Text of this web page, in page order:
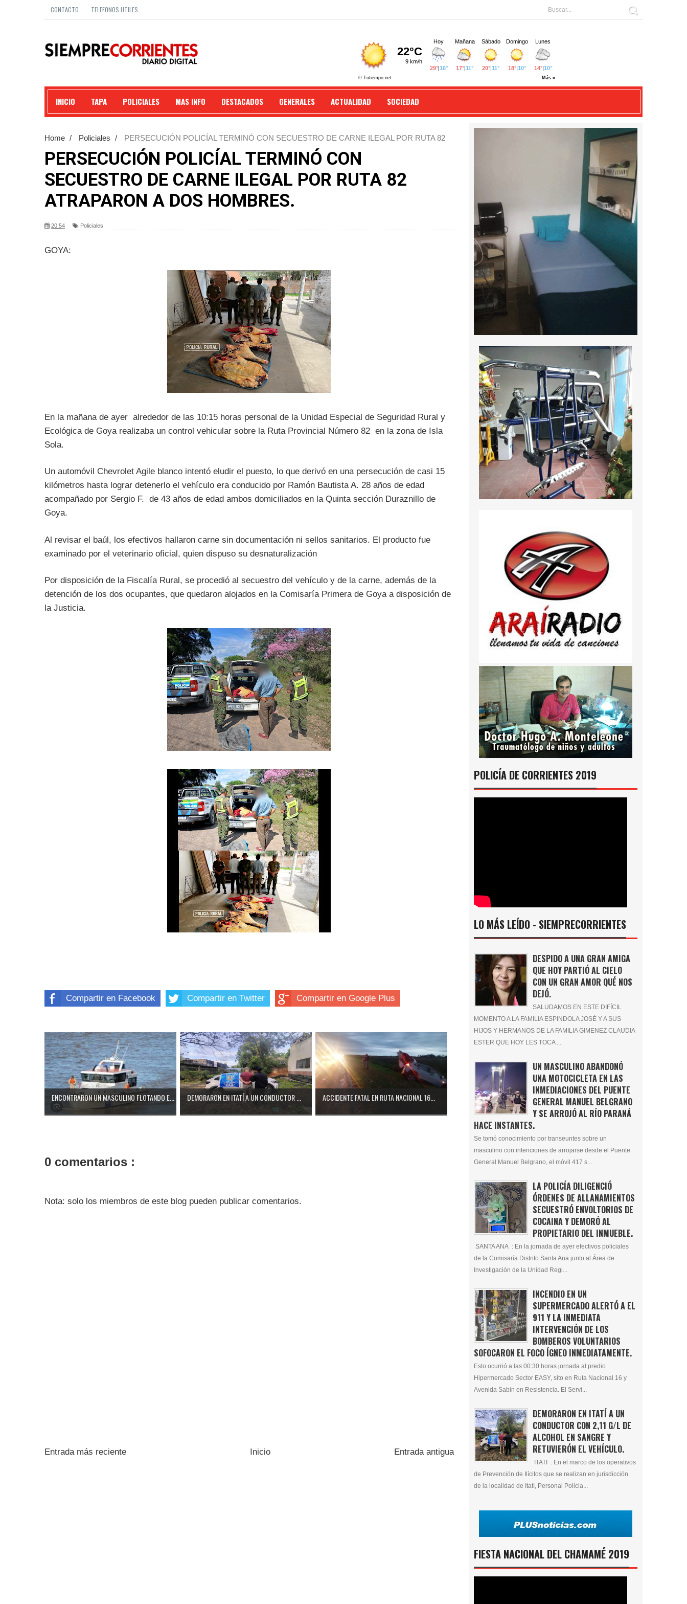
CONTACTO TELEFONOS UTILES
INICIO TAPA POLICIALES MAS INFO DESTACADOS GENERALES ACTUALIDAD SOCIEDAD
Home / Policiales /
PERSECUCIÓN POLICÍAL TERMINÓ CON SECUESTRO DE CARNE ILEGAL POR RUTA 82
ATRAPARON A DOS HOMBRES.
PERSECUCIÓN POLICÍAL TERMINÓ CON
SECUESTRO DE CARNE ILEGAL POR RUTA 82
ATRAPARON A DOS HOMBRES.
20:54 Policiales
GOYA:
En la mañana de ayer alrededor de las 10:15 horas personal de la Unidad Especial de Seguridad Rural y
Ecológica de Goya realizaba un control vehicular sobre la Ruta Provincial Número 82 en la zona de Isla
Sola.
Un automóvil Chevrolet Agile blanco intentó eludir el puesto, lo que derivó en una persecución de casi 15
kilómetros hasta lograr detenerlo el vehículo era conducido por Ramón Bautista A. 28 años de edad
acompañado por Sergio F. de 43 años de edad ambos domiciliados en la Quinta sección Duraznillo de
Goya.
Al revisar el baúl, los efectivos hallaron carne sin documentación ni sellos sanitarios. El producto fue
examinado por el veterinario oficial, quien dispuso su desnaturalización
Por disposición de la Fiscalía Rural, se procedió al secuestro del vehículo y de la carne, además de la
detención de los dos ocupantes, que quedaron alojados en la Comisaría Primera de Goya a disposición de
la Justicia.
Compartir en Facebook Compartir en Twitter Compartir en Google Plus
ENCONTRARON UN MASCULINO FLOTANDO E... DEMORARON EN ITATÍ A UN CONDUCTOR ... ACCIDENTE FATAL EN RUTA NACIONAL 16...
0 comentarios :
Nota: solo los miembros de este blog pueden publicar comentarios.
Entrada más reciente Entrada antigua
Inicio
POLICÍA DE CORRIENTES 2019
LO MÁS LEÍDO - SIEMPRECORRIENTES
DESPIDO A UNA GRAN AMIGA
QUE HOY PARTIÓ AL CIELO
CON UN GRAN AMOR QUÉ NOS
DEJÓ.
SALUDAMOS EN ESTE DIFÍCIL
MOMENTO A LA FAMILIA ESPINDOLA JOSÉ Y A SUS
HIJOS Y HERMANOS DE LA FAMILIA GIMENEZ CLAUDIA
ESTER QUE HOY LES TOCA ...
UN MASCULINO ABANDONÓ
UNA MOTOCICLETA EN LAS
INMEDIACIONES DEL PUENTE
GENERAL MANUEL BELGRANO
Y SE ARROJÓ AL RÍO PARANÁ
HACE INSTANTES.
Se tomó conocimiento por transeuntes sobre un
masculino con intenciones de arrojarse desde el Puente
General Manuel Belgrano, el móvil 417 s...
LA POLICÍA DILIGENCIÓ
ÓRDENES DE ALLANAMIENTOS
SECUESTRÓ ENVOLTORIOS DE
COCAINA Y DEMORÓ AL
PROPIETARIO DEL INMUEBLE.
SANTA ANA : En la jornada de ayer efectivos policiales
de la Comisaría Distrito Santa Ana junto al Área de
Investigación de la Unidad Regi...
INCENDIO EN UN
SUPERMERCADO ALERTÓ A EL
911 Y LA INMEDIATA
INTERVENCIÓN DE LOS
BOMBEROS VOLUNTARIOS
SOFOCARON EL FOCO ÍGNEO INMEDIATAMENTE.
Esto ocurrió a las 00:30 horas jornada al predio
Hipermercado Sector EASY, sito en Ruta Nacional 16 y
Avenida Sabin en Resistencia. El Servi...
DEMORARON EN ITATÍ A UN
CONDUCTOR CON 2,11 G/L DE
ALCOHOL EN SANGRE Y
RETUVIERÓN EL VEHÍCULO.
ITATI : En el marco de los operativos
de Prevención de Ilícitos que se realizan en jurisdicción
de la localidad de Itatí, Personal Policia...
FIESTA NACIONAL DEL CHAMAMÉ 2019